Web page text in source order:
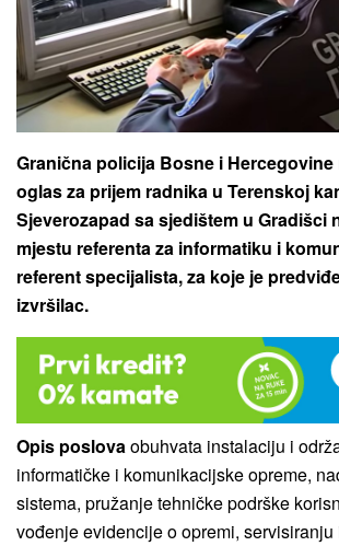
Granična policija Bosne i Hercegovine
oglas za prijem radnika u Terenskoj
Sjeverozapad sa sjedištem u Gradišci
mjestu referenta za informatiku i
referent specijalista, za koje je
izvršilac.
Opis poslovaobuhvata instalaciju i
informatičke i komunikacijske opreme,
sistema, pružanje tehničke podrške
vođenje evidencije o opremi, servisiranju